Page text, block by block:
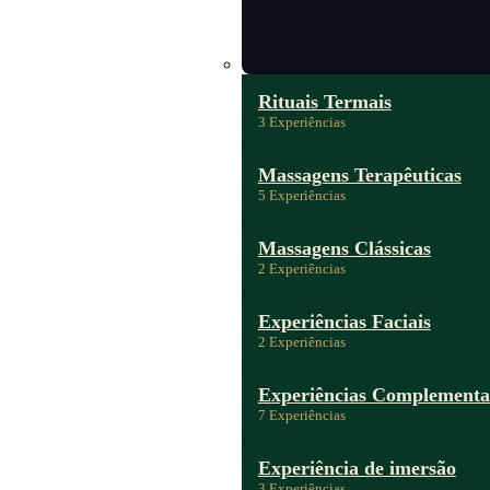
Rituais Termais
3 Experiências
Massagens Terapêuticas
5 Experiências
Massagens Clássicas
2 Experiências
Experiências Faciais
2 Experiências
Experiências
7 Experiências
Experiência de imersão